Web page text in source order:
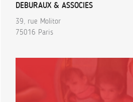
DEBURAUX & ASSOCIES
39, rue Molitor
75016 Paris